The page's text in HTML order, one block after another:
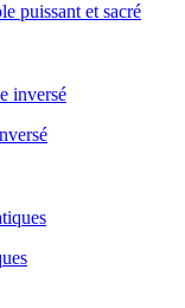
puissant et sacré